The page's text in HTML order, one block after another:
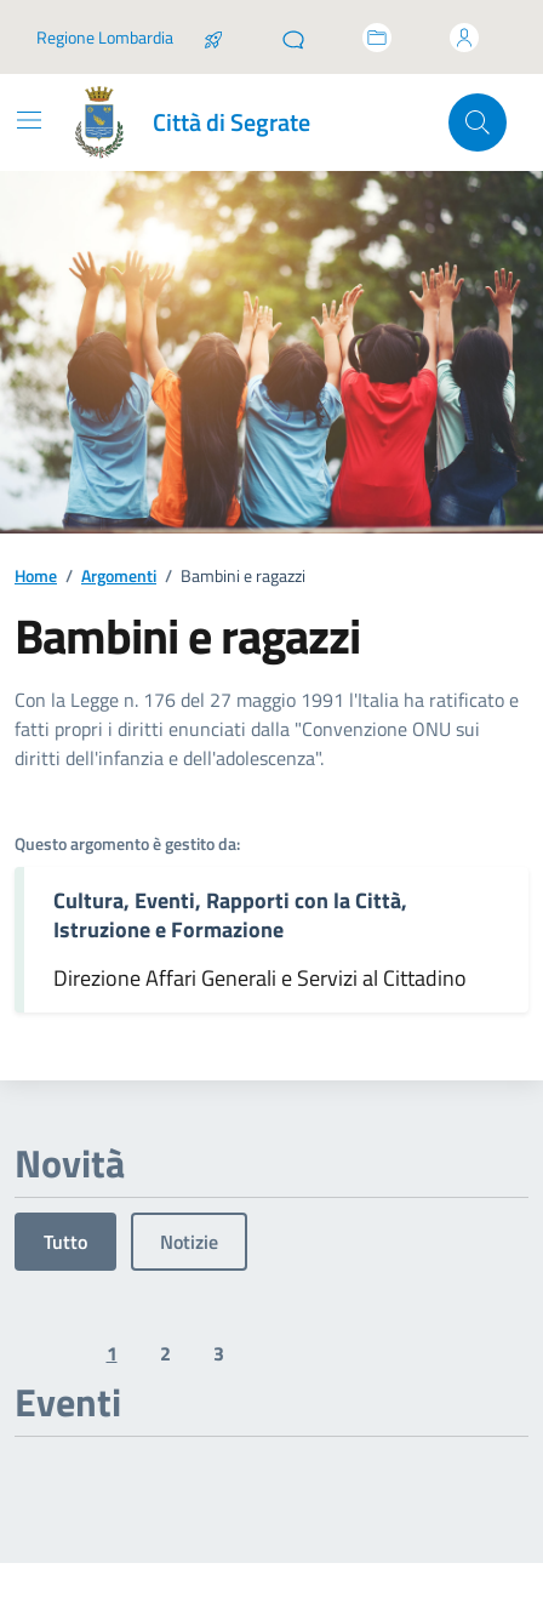
Regione Lombardia
Città di Segrate
Home / Argomenti / Bambini e ragazzi
Bambini e ragazzi
Dettagli dell'argomento
Con la Legge n. 176 del 27 maggio 1991 l'Italia ha ratificato e
fatti propri i diritti enunciati dalla "Convenzione ONU sui
diritti dell'infanzia e dell'adolescenza".
Questo argomento è gestito da:
Cultura, Eventi, Rapporti con la Città,
Istruzione e Formazione
Direzione Affari Generali e Servizi al Cittadino
Novità
Tutto Notizie
Previous page
1 2 3
Eventi